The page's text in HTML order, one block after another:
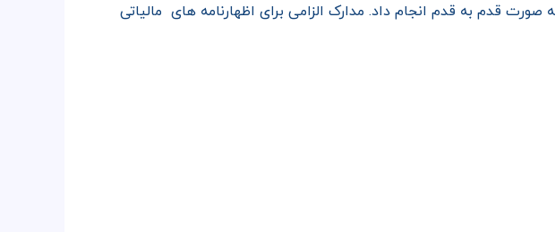
قدم به قدم انجام داد. مدارک الزامی برای اظهارنامه های مالیاتی